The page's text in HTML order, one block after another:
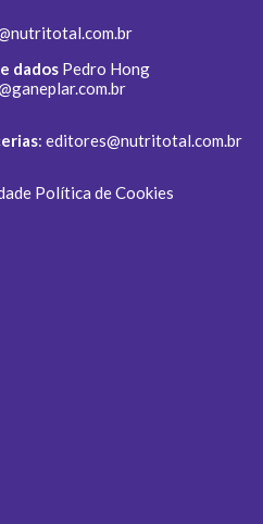
dados Pedro Hong
: editores@nutritotal.com.br
Política de Cookies